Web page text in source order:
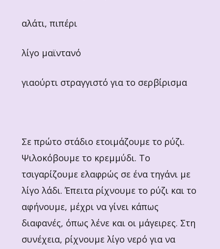
αλάτι, πιπέρι
λίγο μαϊντανό
γιαούρτι στραγγιστό για το σερβίρισμα
Σε πρώτο στάδιο ετοιμάζουμε το ρύζι.
Ψιλοκόβουμε το κρεμμύδι. Το
τσιγαρίζουμε ελαφρώς σε ένα τηγάνι με
λίγο λάδι. Έπειτα ρίχνουμε το ρύζι και το
αφήνουμε, μέχρι να γίνει κάπως
διαφανές, όπως λένε και οι μάγειρες. Στη
συνέχεια, ρίχνουμε λίγο νερό για να